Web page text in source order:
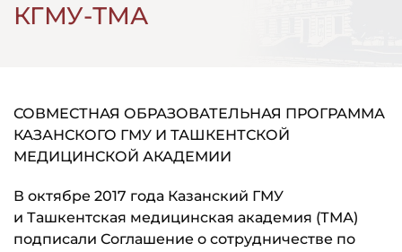
КГМУ-ТМА
СОВМЕСТНАЯ ОБРАЗОВАТЕЛЬНАЯ ПРОГРАММА
КАЗАНСКОГО ГМУ И ТАШКЕНТСКОЙ
МЕДИЦИНСКОЙ АКАДЕМИИ
В октябре 2017 года Казанский ГМУ
и Ташкентская медицинская академия (ТМА)
подписали Соглашение о сотрудничестве по